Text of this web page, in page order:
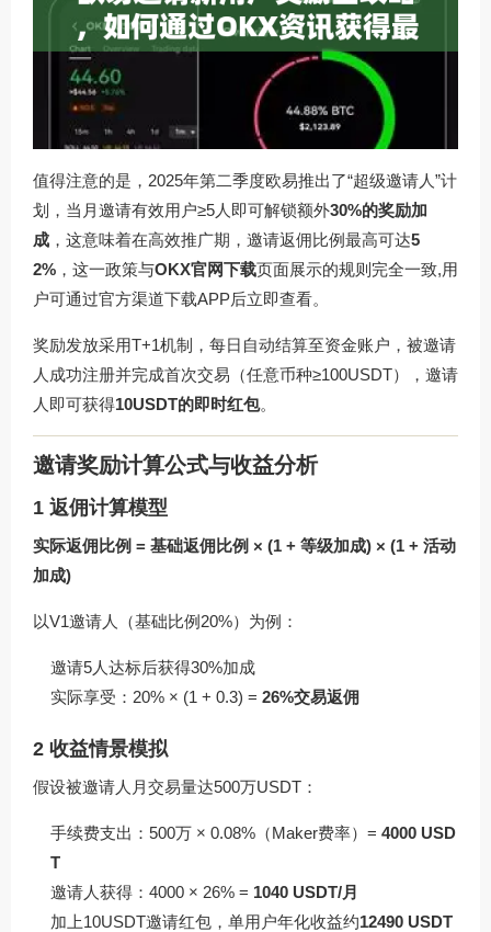
值得注意的是，2025年第二季度欧易推出了“超级邀请人”计
划，当月邀请有效用户≥5人即可解锁额外30%的奖励加
成 ，这意味着在高效推广期，邀请返佣比例最高可达5
2% ，这一政策与OKX官网下载页面展示的规则完全一致,用
户可通过官方渠道下载APP后立即查看。
奖励发放采用T+1机制，每日自动结算至资金账户，被邀请
人成功注册并完成首次交易（任意币种≥100USDT），邀请
人即可获得10USDT的即时红包。
邀请奖励计算公式与收益分析
1 返佣计算模型
实际返佣比例 = 基础返佣比例 × (1 + 等级加成) × (1 + 活动
加成)
以V1邀请人（基础比例20%）为例：
邀请5人达标后获得30%加成
实际享受：20% × (1 + 0.3) = 26%交易返佣
2 收益情景模拟
假设被邀请人月交易量达500万USDT：
手续费支出：500万 × 0.08%（Maker费率）= 4000 USD
T
邀请人获得：4000 × 26% = 1040 USDT/月
加上10USDT邀请红包，单用户年化收益约12490 USDT